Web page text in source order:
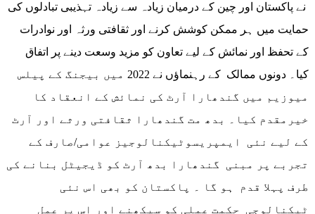
نے پاکستان اور چین کے درمیان زیادہ سے زیادہ تہذیبی تبادلوں کی
حمایت میں ہر ممکن کوشش کرنے اور ثقافتی ورثہ اور نوادرات
کے تحفظ اور نمائش کے لیے تعاون کو مزید وسعت دینے پر اتفاق
کیا۔ دونوں ممالک کے رہنماؤں نے 2022 میں بیجنگ کے پیلس
میوزیم میں گندھارا آرٹ کی نمائش کے انعقاد کا
خیرمقدم کیا۔ بدھ مت گندھارا ثقافتی ورثے اور آرٹ
کے لیے نئی ایمپریسوٹیکنالوجیز عوامی/صارف کے
تجربے پر مبنی گندھارا بدھ آرٹ کو ڈیجیٹل بنانے کی
طرف پہلا قدم ہو گا ۔ پاکستان کو بھی اس نئی
ٹیکنالوجی حکمت عملی کو سیکھنے اور اس پر عمل